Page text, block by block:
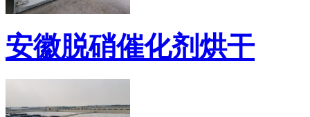
安徽脱硝催化剂烘干